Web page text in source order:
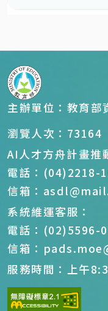
主辦單位：教育部
瀏覽人次：73164
AI人才方舟計畫推
電話：(04)2218-
信箱：
系統維運客服：
電話：(02)5596-
信箱：
服務時間：上午